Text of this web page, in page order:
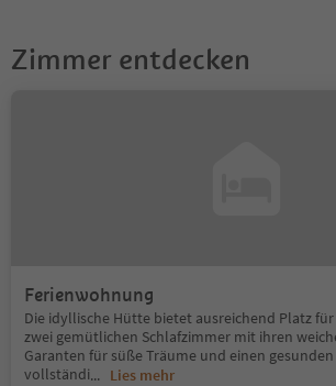
Zimmer entdecken
Ferienwohnung
Die idyllische Hütte bietet ausreichend Platz
zwei gemütlichen Schlafzimmer mit ihren
Garanten für süße Träume und einen gesunden
vollständi... Lies mehr